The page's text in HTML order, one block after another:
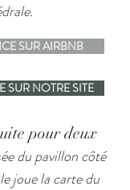
SUR AIRBNB
NOTRE SITE
pour deux
du pavillon côté
joue la carte du